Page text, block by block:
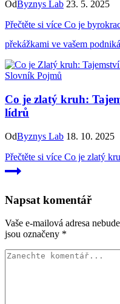
OdByznys Lab 23. 5. 2025
Přečtěte si více Co je
překážkami ve vašem
Slovník Pojmů
Co je zlatý kruh:
lídrů
OdByznys Lab 18. 10. 2025
Přečtěte si více Co je zlatý
Napsat komentář
Vaše e-mailová adresa
jsou označeny *